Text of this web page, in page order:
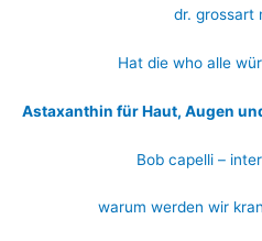
dr. grossart
Hat die who alle
Astaxanthin für Haut, Augen
Bob capelli –
warum werden wir